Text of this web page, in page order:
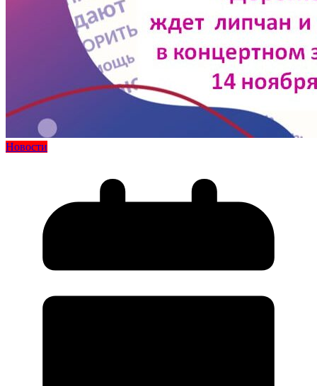
Новости